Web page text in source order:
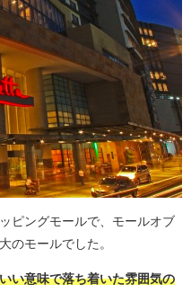
ピングモールで、モールオブ
のモールでした。
い意味で落ち着いた雰囲気の